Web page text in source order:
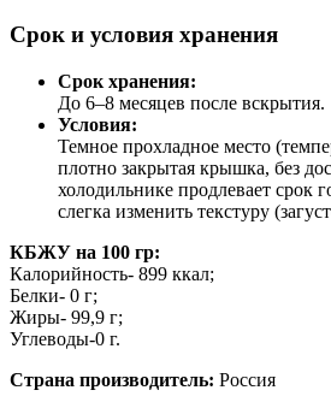
Срок и условия хранения
Срок хранения:
До 6–8 месяцев после вскрытия.
Условия:
Темное прохладное место
плотно закрытая крышка, без
холодильнике продлевает срок
слегка изменить текстуру
КБЖУ на 100 гр:
Калорийность- 899 ккал;
Белки- 0 г;
Жиры- 99,9 г;
Углеводы-0 г.
Страна производитель: Россия